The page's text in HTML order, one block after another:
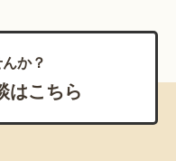
か？
はこちら